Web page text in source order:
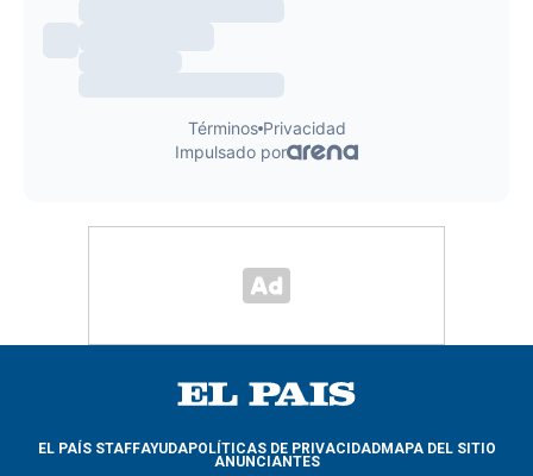
EL PAÍS STAFFAYUDAPOLÍTICAS DE PRIVACIDADMAPA DEL SITIO
ANUNCIANTES